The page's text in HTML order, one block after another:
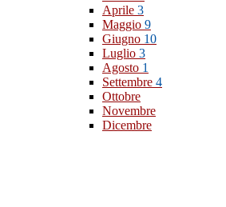
Aprile 3
Maggio 9
Giugno 10
Luglio 3
Agosto 1
Settembre 4
Ottobre
Novembre
Dicembre